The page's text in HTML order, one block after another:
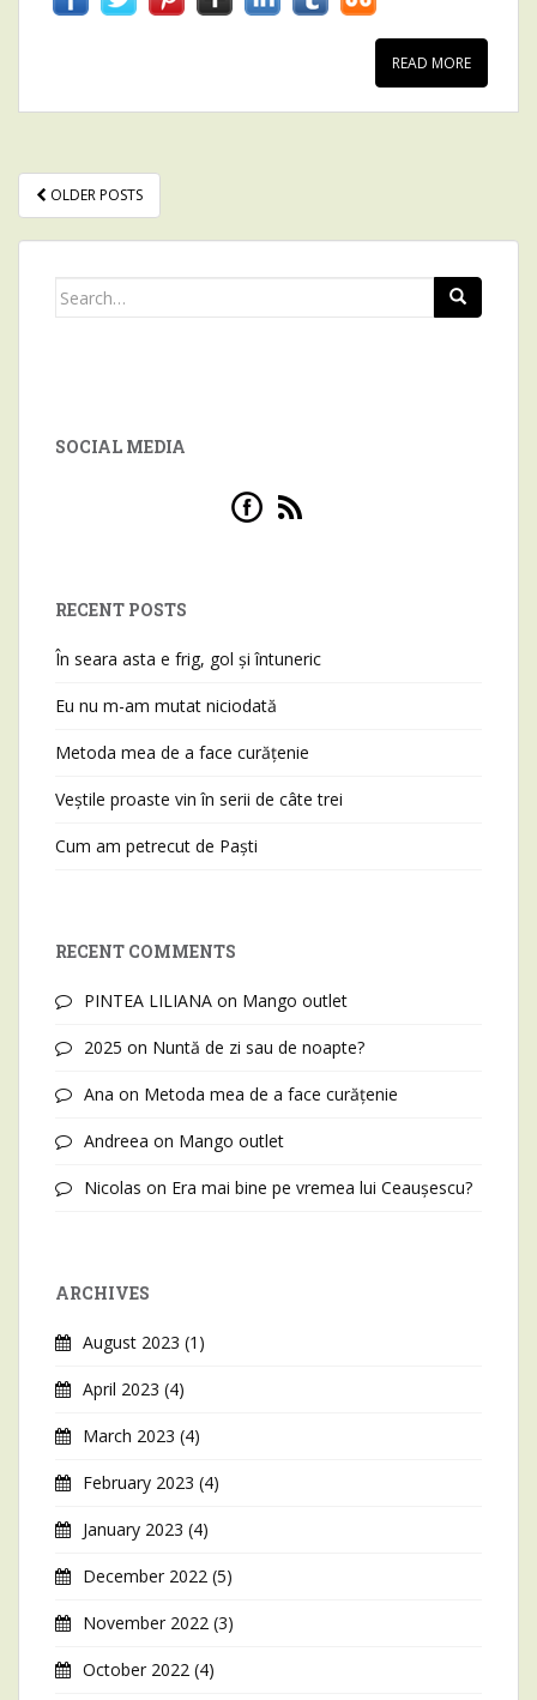
READ MORE
POSTS NAVIGATION
OLDER POSTS
Search for:
SOCIAL MEDIA
RECENT POSTS
În seara asta e frig, gol și întuneric
Eu nu m-am mutat niciodată
Metoda mea de a face curățenie
Veștile proaste vin în serii de câte trei
Cum am petrecut de Paști
RECENT COMMENTS
PINTEA LILIANA on Mango outlet
2025 on Nuntă de zi sau de noapte?
Ana on Metoda mea de a face curățenie
Andreea on Mango outlet
Nicolas on Era mai bine pe vremea lui Ceaușescu?
ARCHIVES
August 2023 (1)
April 2023 (4)
March 2023 (4)
February 2023 (4)
January 2023 (4)
December 2022 (5)
November 2022 (3)
October 2022 (4)